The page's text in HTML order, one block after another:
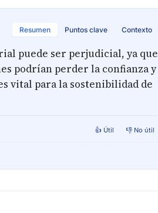
Resumen Puntos clave Contexto
puede ser perjudicial, ya que
podrían perder la confianza y
vital para la sostenibilidad de
👍 Útil 👎 No útil